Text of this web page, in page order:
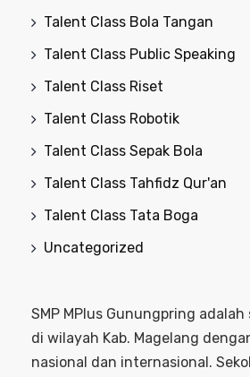
Talent Class Bola Tangan
Talent Class Public Speaking
Talent Class Riset
Talent Class Robotik
Talent Class Sepak Bola
Talent Class Tahfidz Qur'an
Talent Class Tata Boga
Uncategorized
SMP MPlus Gunungpring
di wilayah Kab. Magelang
nasional dan internasional.